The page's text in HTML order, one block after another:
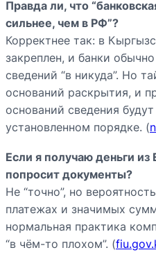
Правда ли, что
сильнее, чем в РФ”?
Корректнее так: в
закреплен, и банки
сведений “в никуда”. Но
оснований раскрытия, и
оснований сведения
установленном порядке. (
Если я получаю деньги из
попросит документы?
Не “точно”, но
платежах и значимых
нормальная практика
“в чём-то плохом”. (